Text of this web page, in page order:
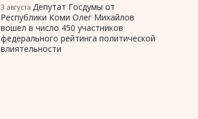
3 августа Депутат Госдумы от
Республики Коми Олег Михайлов
вошел в число 450 участников
федерального рейтинга политической
влиятельности